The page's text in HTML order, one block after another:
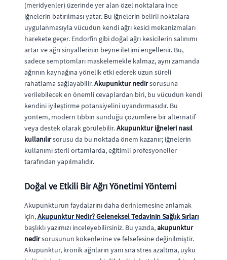
(meridyenler) üzerinde yer alan özel noktalara ince
iğnelerin batırılması yatar. Bu iğnelerin belirli noktalara
uygulanmasıyla vücudun kendi ağrı kesici mekanizmaları
harekete geçer. Endorfin gibi doğal ağrı kesicilerin salınımı
artar ve ağrı sinyallerinin beyne iletimi engellenir. Bu,
sadece semptomları maskelemekle kalmaz, aynı zamanda
ağrının kaynağına yönelik etki ederek uzun süreli
rahatlama sağlayabilir.Akupunktur nedirsorusuna
verilebilecek en önemli cevaplardan biri, bu vücudun kendi
kendini iyileştirme potansiyelini uyandırmasıdır. Bu
yöntem, modern tıbbın sunduğu çözümlere bir alternatif
veya destek olarak görülebilir.Akupunktur iğneleri nasıl
kullanılırsorusu da bu noktada önem kazanır; iğnelerin
kullanımı steril ortamlarda, eğitimli profesyoneller
tarafından yapılmalıdır.
Doğal ve Etkili Bir Ağrı Yönetimi Yöntemi
Akupunkturun faydalarını daha derinlemesine anlamak
için,Akupunktur Nedir? Geleneksel Tedavinin Sağlık Sırları
başlıklı yazımızı inceleyebilirsiniz. Bu yazıda,akupunktur
nedirsorusunun kökenlerine ve felsefesine değinilmiştir.
Akupunktur, kronik ağrıların yanı sıra stres azaltma, uyku